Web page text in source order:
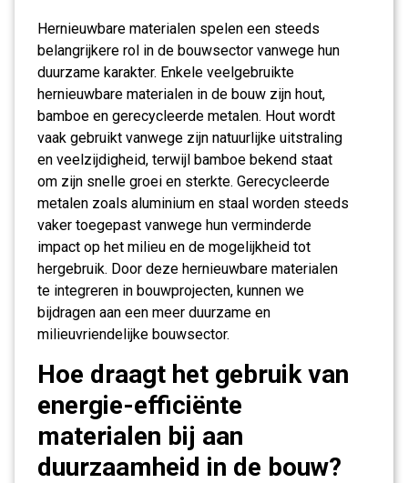
Hernieuwbare materialen spelen een steeds
belangrijkere rol in de bouwsector vanwege hun
duurzame karakter. Enkele veelgebruikte
hernieuwbare materialen in de bouw zijn hout,
bamboe en gerecycleerde metalen. Hout wordt
vaak gebruikt vanwege zijn natuurlijke uitstraling
en veelzijdigheid, terwijl bamboe bekend staat
om zijn snelle groei en sterkte. Gerecycleerde
metalen zoals aluminium en staal worden steeds
vaker toegepast vanwege hun verminderde
impact op het milieu en de mogelijkheid tot
hergebruik. Door deze hernieuwbare materialen
te integreren in bouwprojecten, kunnen we
bijdragen aan een meer duurzame en
milieuvriendelijke bouwsector.
Hoe draagt het gebruik van
energie-efficiënte
materialen bij aan
duurzaamheid in de bouw?